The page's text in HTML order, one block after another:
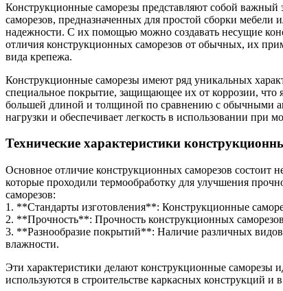
Конструкционные саморезы представляют собой важный
саморезов, предназначенных для простой сборки мебели
надежности. С их помощью можно создавать несущие
отличия конструкционных саморезов от обычных, их
вида крепежа.
Конструкционные саморезы имеют ряд уникальных
специальное покрытие, защищающее их от коррозии, что
большей длиной и толщиной по сравнению с обычными
нагрузки и обеспечивает легкость в использовании при
Технические характеристики
Основное отличие конструкционных саморезов состоит
которые проходили термообработку для улучшения
саморезов:
1. **Стандарты изготовления**: Конструкционные
2. **Прочность**: Прочность конструкционных
3. **Разнообразие покрытий**: Наличие различных
влажности.
Эти характеристики делают конструкционные саморезы
используются в строительстве каркасных конструкций